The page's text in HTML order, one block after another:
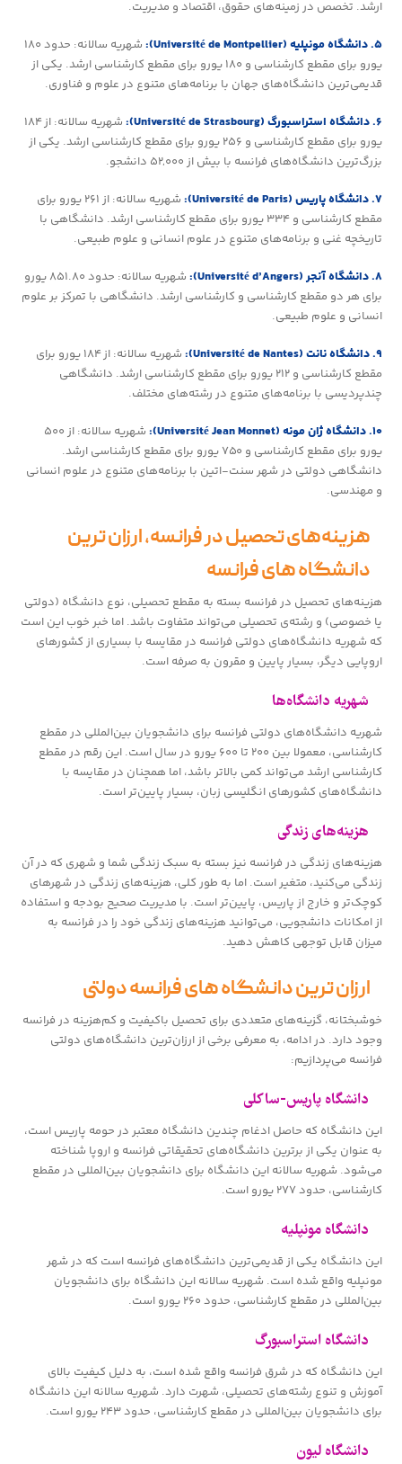
ارشد. تخصص در زمینه‌های حقوق، اقتصاد و مدیریت.
۵. دانشگاه مونپلیه (Université de Montpellier):
شهریه سالانه: حدود ۱۸۰
یورو برای مقطع کارشناسی و ۱۸۰ یورو برای مقطع کارشناسی ارشد. یکی از
قدیمی‌ترین دانشگاه‌های جهان با برنامه‌های متنوع در علوم و فناوری.
۶. دانشگاه استراسبورگ (Université de Strasbourg):
شهریه سالانه: از ۱۸۴
یورو برای مقطع کارشناسی و ۲۵۶ یورو برای مقطع کارشناسی ارشد. یکی از
بزرگ‌ترین دانشگاه‌های فرانسه با بیش از ۵۲,۰۰۰ دانشجو.
۷. دانشگاه پاریس (Université de Paris):
شهریه سالانه: از ۲۶۱ یورو برای
مقطع کارشناسی و ۳۳۴ یورو برای مقطع کارشناسی ارشد. دانشگاهی با
تاریخچه غنی و برنامه‌های متنوع در علوم انسانی و علوم طبیعی.
۸. دانشگاه آنجر (Université d’Angers):
شهریه سالانه: حدود ۸۵۱.۸۰ یورو
برای هر دو مقطع کارشناسی و کارشناسی ارشد. دانشگاهی با تمرکز بر علوم
انسانی و علوم طبیعی.
۹. دانشگاه نانت (Université de Nantes):
شهریه سالانه: از ۱۸۴ یورو برای
مقطع کارشناسی و ۲۱۲ یورو برای مقطع کارشناسی ارشد. دانشگاهی
چندپردیسی با برنامه‌های متنوع در رشته‌های مختلف.
۱۰. دانشگاه ژان مونه (Université Jean Monnet):
شهریه سالانه: از ۵۰۰
یورو برای مقطع کارشناسی و ۷۵۰ یورو برای مقطع کارشناسی ارشد.
دانشگاهی دولتی در شهر سنت-اتین با برنامه‌های متنوع در علوم انسانی
و مهندسی.
هزینه‌های تحصیل در فرانسه، ارزان‌ ترین
دانشگاه‌ های فرانسه
هزینه‌های تحصیل در فرانسه بسته به مقطع تحصیلی، نوع دانشگاه (دولتی
یا خصوصی) و رشته‌ی تحصیلی می‌تواند متفاوت باشد. اما خبر خوب این است
که شهریه دانشگاه‌های دولتی فرانسه در مقایسه با بسیاری از کشورهای
اروپایی دیگر، بسیار پایین و مقرون به صرفه است.
شهریه دانشگاه‌ها
شهریه دانشگاه‌های دولتی فرانسه برای دانشجویان بین‌المللی در مقطع
کارشناسی، معمولا بین ۲۰۰ تا ۶۰۰ یورو در سال است. این رقم در مقطع
کارشناسی ارشد می‌تواند کمی بالاتر باشد، اما همچنان در مقایسه با
دانشگاه‌های کشورهای انگلیسی زبان، بسیار پایین‌تر است.
هزینه‌های زندگی
هزینه‌های زندگی در فرانسه نیز بسته به سبک زندگی شما و شهری که در آن
زندگی می‌کنید، متغیر است. اما به طور کلی، هزینه‌های زندگی در شهرهای
کوچک‌تر و خارج از پاریس، پایین‌تر است. با مدیریت صحیح بودجه و استفاده
از امکانات دانشجویی، می‌توانید هزینه‌های زندگی خود را در فرانسه به
میزان قابل توجهی کاهش دهید.
ارزان‌ ترین دانشگاه‌ های فرانسه دولتی
خوشبختانه، گزینه‌های متعددی برای تحصیل باکیفیت و کم‌هزینه در فرانسه
وجود دارد. در ادامه، به معرفی برخی از ارزان‌ترین دانشگاه‌های دولتی
فرانسه می‌پردازیم:
دانشگاه پاریس-ساکلی
این دانشگاه که حاصل ادغام چندین دانشگاه معتبر در حومه پاریس است،
به عنوان یکی از برترین دانشگاه‌های تحقیقاتی فرانسه و اروپا شناخته
می‌شود. شهریه سالانه این دانشگاه برای دانشجویان بین‌المللی در مقطع
کارشناسی، حدود ۲۷۷ یورو است.
دانشگاه مونپلیه
این دانشگاه یکی از قدیمی‌ترین دانشگاه‌های فرانسه است که در شهر
مونپلیه واقع شده است. شهریه سالانه این دانشگاه برای دانشجویان
بین‌المللی در مقطع کارشناسی، حدود ۲۶۰ یورو است.
دانشگاه استراسبورگ
این دانشگاه که در شرق فرانسه واقع شده است، به دلیل کیفیت بالای
آموزش و تنوع رشته‌های تحصیلی، شهرت دارد. شهریه سالانه این دانشگاه
برای دانشجویان بین‌المللی در مقطع کارشناسی، حدود ۲۴۳ یورو است.
دانشگاه لیون